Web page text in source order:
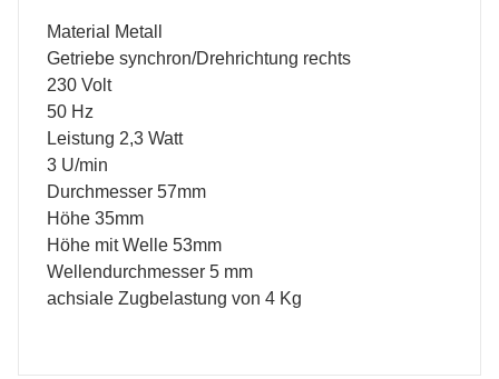
Material Metall
Getriebe synchron/Drehrichtung rechts
230 Volt
50 Hz
Leistung 2,3 Watt
3 U/min
Durchmesser 57mm
Höhe 35mm
Höhe mit Welle 53mm
Wellendurchmesser 5 mm
achsiale Zugbelastung von 4 Kg